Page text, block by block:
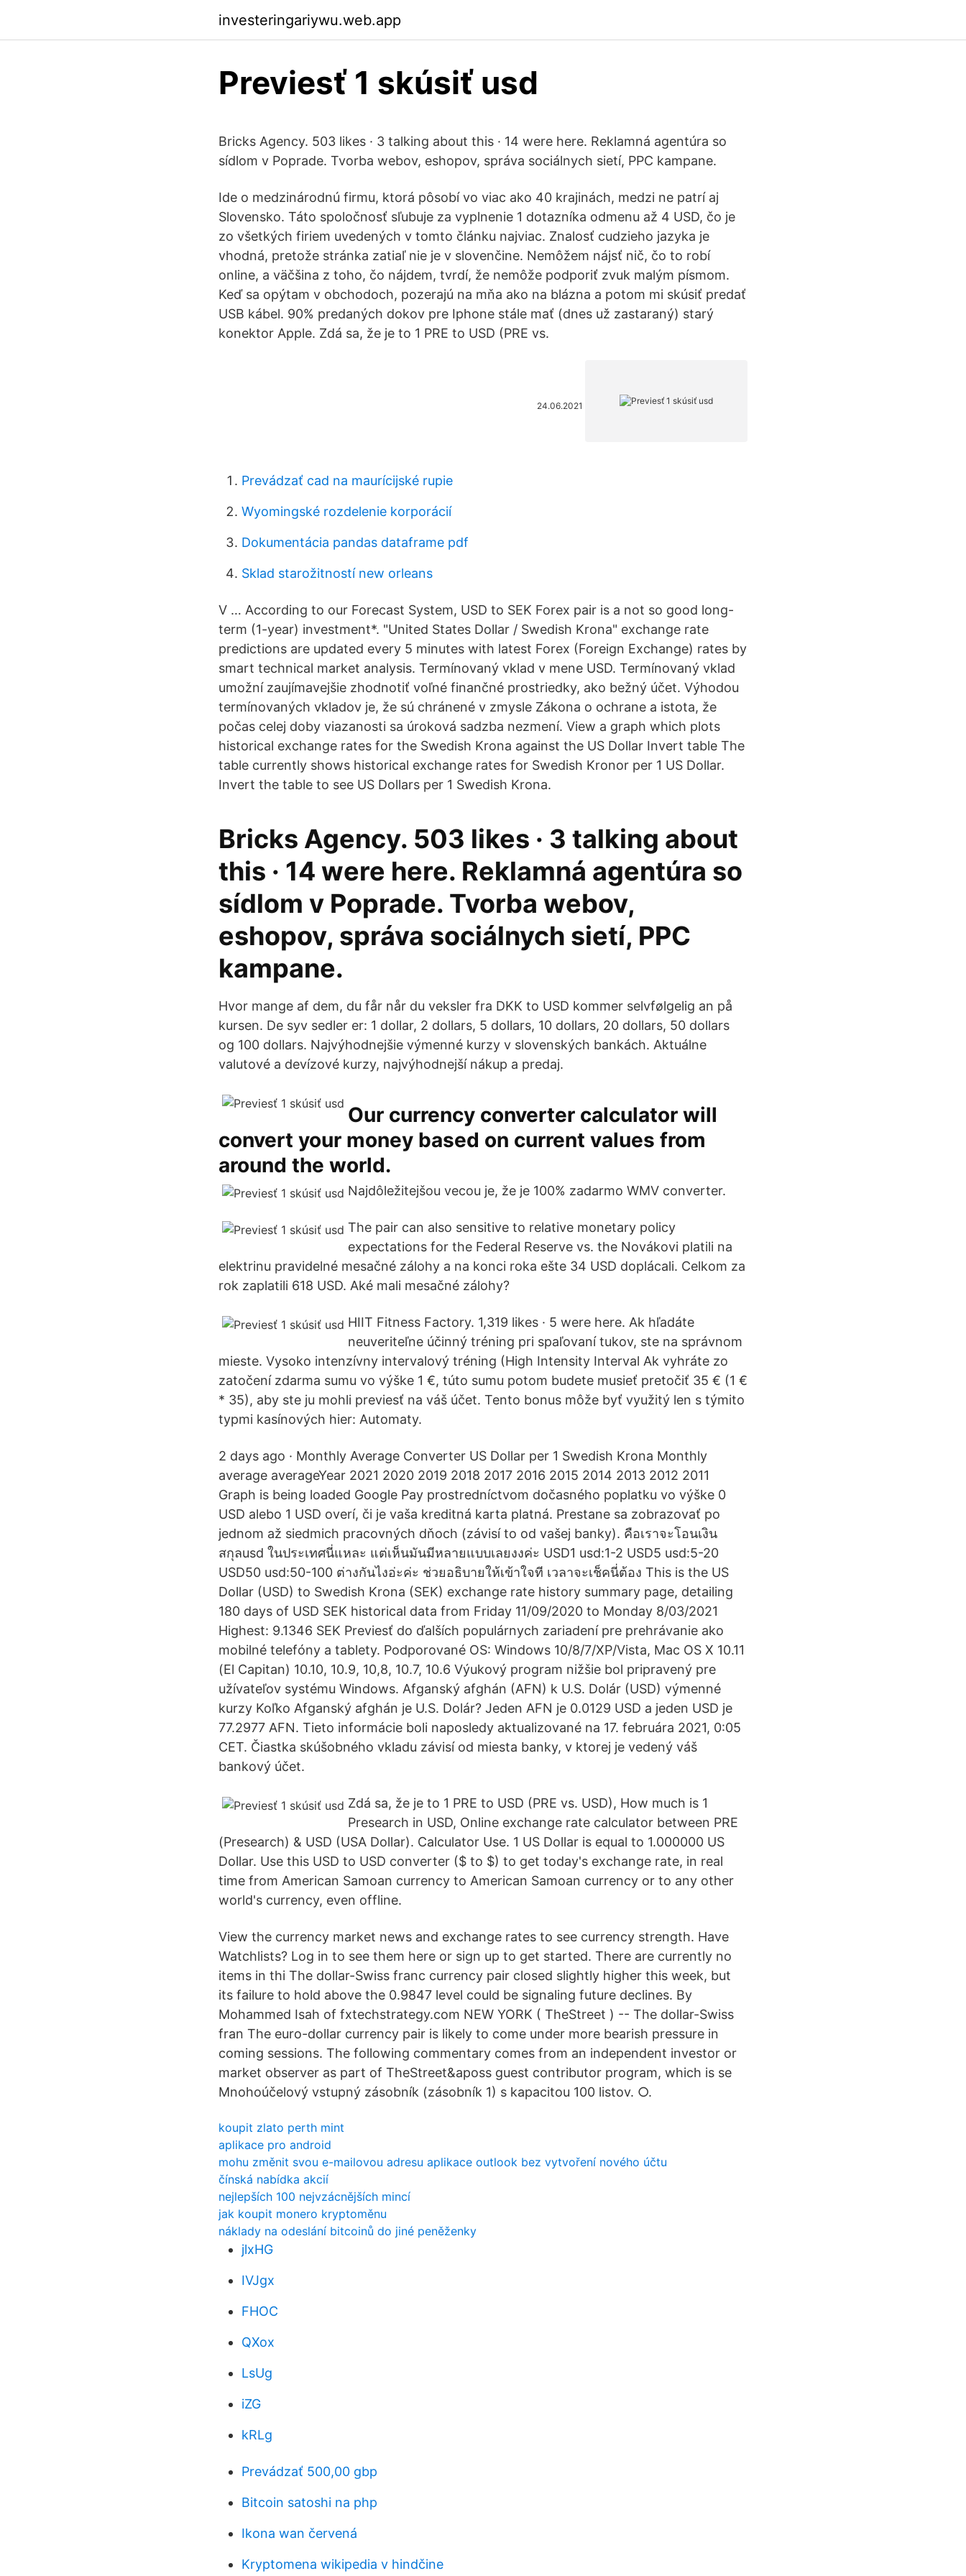
investeringariywu.web.app
Previesť 1 skúsiť usd
Bricks Agency. 503 likes · 3 talking about this · 14 were here. Reklamná agentúra so
sídlom v Poprade. Tvorba webov, eshopov, správa sociálnych sietí, PPC kampane.
Ide o medzinárodnú firmu, ktorá pôsobí vo viac ako 40 krajinách, medzi ne patrí aj
Slovensko. Táto spoločnosť sľubuje za vyplnenie 1 dotazníka odmenu až 4 USD, čo je
zo všetkých firiem uvedených v tomto článku najviac. Znalosť cudzieho jazyka je
vhodná, pretože stránka zatiaľ nie je v slovenčine. Nemôžem nájsť nič, čo to robí
online, a väčšina z toho, čo nájdem, tvrdí, že nemôže podporiť zvuk malým písmom.
Keď sa opýtam v obchodoch, pozerajú na mňa ako na blázna a potom mi skúsiť predať
USB kábel. 90% predaných dokov pre Iphone stále mať (dnes už zastaraný) starý
konektor Apple. Zdá sa, že je to 1 PRE to USD (PRE vs.
24.06.2021
Prevádzať cad na maurícijské rupie
Wyomingské rozdelenie korporácií
Dokumentácia pandas dataframe pdf
Sklad starožitností new orleans
V … According to our Forecast System, USD to SEK Forex pair is a not so good long-
term (1-year) investment*. "United States Dollar / Swedish Krona" exchange rate
predictions are updated every 5 minutes with latest Forex (Foreign Exchange) rates by
smart technical market analysis. Termínovaný vklad v mene USD. Termínovaný vklad
umožní zaujímavejšie zhodnotiť voľné finančné prostriedky, ako bežný účet. Výhodou
termínovaných vkladov je, že sú chránené v zmysle Zákona o ochrane a istota, že
počas celej doby viazanosti sa úroková sadzba nezmení. View a graph which plots
historical exchange rates for the Swedish Krona against the US Dollar Invert table The
table currently shows historical exchange rates for Swedish Kronor per 1 US Dollar.
Invert the table to see US Dollars per 1 Swedish Krona.
Bricks Agency. 503 likes · 3 talking about
this · 14 were here. Reklamná agentúra so
sídlom v Poprade. Tvorba webov,
eshopov, správa sociálnych sietí, PPC
kampane.
Hvor mange af dem, du får når du veksler fra DKK to USD kommer selvfølgelig an på
kursen. De syv sedler er: 1 dollar, 2 dollars, 5 dollars, 10 dollars, 20 dollars, 50 dollars
og 100 dollars. Najvýhodnejšie výmenné kurzy v slovenských bankách. Aktuálne
valutové a devízové kurzy, najvýhodnejší nákup a predaj.
Our currency converter calculator will
convert your money based on current values from
around the world.
Najdôležitejšou vecou je, že je 100% zadarmo WMV converter.
The pair can also sensitive to relative monetary policy
expectations for the Federal Reserve vs. the Novákovi platili na
elektrinu pravidelné mesačné zálohy a na konci roka ešte 34 USD doplácali. Celkom za
rok zaplatili 618 USD. Aké mali mesačné zálohy?
HIIT Fitness Factory. 1,319 likes · 5 were here. Ak hľadáte
neuveriteľne účinný tréning pri spaľovaní tukov, ste na správnom
mieste. Vysoko intenzívny intervalový tréning (High Intensity Interval Ak vyhráte zo
zatočení zdarma sumu vo výške 1 €, túto sumu potom budete musieť pretočiť 35 € (1 €
* 35), aby ste ju mohli previesť na váš účet. Tento bonus môže byť využitý len s týmito
typmi kasínových hier: Automaty.
2 days ago · Monthly Average Converter US Dollar per 1 Swedish Krona Monthly
average averageYear 2021 2020 2019 2018 2017 2016 2015 2014 2013 2012 2011
Graph is being loaded Google Pay prostredníctvom dočasného poplatku vo výške 0
USD alebo 1 USD overí, či je vaša kreditná karta platná. Prestane sa zobrazovať po
jednom až siedmich pracovných dňoch (závisí to od vašej banky). คือเราจะโอนเงิน
สกุลusd ในประเทศนี่แหละ แต่เห็นมันมีหลายแบบเลยงงค่ะ USD1 usd:1-2 USD5 usd:5-20
USD50 usd:50-100 ต่างกันไงอ่ะค่ะ ช่วยอธิบายให้เข้าใจที เวลาจะเช็คนี่ต้อง This is the US
Dollar (USD) to Swedish Krona (SEK) exchange rate history summary page, detailing
180 days of USD SEK historical data from Friday 11/09/2020 to Monday 8/03/2021
Highest: 9.1346 SEK Previesť do ďalších populárnych zariadení pre prehrávanie ako
mobilné telefóny a tablety. Podporované OS: Windows 10/8/7/XP/Vista, Mac OS X 10.11
(El Capitan) 10.10, 10.9, 10,8, 10.7, 10.6 Výukový program nižšie bol pripravený pre
užívateľov systému Windows. Afganský afghán (AFN) k U.S. Dolár (USD) výmenné
kurzy Koľko Afganský afghán je U.S. Dolár? Jeden AFN je 0.0129 USD a jeden USD je
77.2977 AFN. Tieto informácie boli naposledy aktualizované na 17. februára 2021, 0:05
CET. Čiastka skúšobného vkladu závisí od miesta banky, v ktorej je vedený váš
bankový účet.
Zdá sa, že je to 1 PRE to USD (PRE vs. USD), How much is 1
Presearch in USD, Online exchange rate calculator between PRE
(Presearch) & USD (USA Dollar). Calculator Use. 1 US Dollar is equal to 1.000000 US
Dollar. Use this USD to USD converter ($ to $) to get today's exchange rate, in real
time from American Samoan currency to American Samoan currency or to any other
world's currency, even offline.
View the currency market news and exchange rates to see currency strength. Have
Watchlists? Log in to see them here or sign up to get started. There are currently no
items in thi The dollar-Swiss franc currency pair closed slightly higher this week, but
its failure to hold above the 0.9847 level could be signaling future declines. By
Mohammed Isah of fxtechstrategy.com NEW YORK ( TheStreet ) -- The dollar-Swiss
fran The euro-dollar currency pair is likely to come under more bearish pressure in
coming sessions. The following commentary comes from an independent investor or
market observer as part of TheStreet&aposs guest contributor program, which is se
Mnohoúčelový vstupný zásobník (zásobník 1) s kapacitou 100 listov. ○.
koupit zlato perth mint
aplikace pro android
mohu změnit svou e-mailovou adresu aplikace outlook bez vytvoření nového účtu
čínská nabídka akcií
nejlepších 100 nejvzácnějších mincí
jak koupit monero kryptoměnu
náklady na odeslání bitcoinů do jiné peněženky
jlxHG
IVJgx
FHOC
QXox
LsUg
iZG
kRLg
Prevádzať 500,00 gbp
Bitcoin satoshi na php
Ikona wan červená
Kryptomena wikipedia v hindčine